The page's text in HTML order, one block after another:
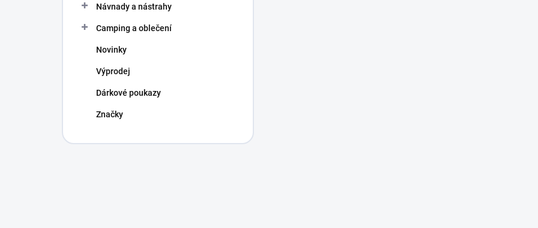
Návnady a nástrahy
Camping a oblečení
Novinky
Výprodej
Dárkové poukazy
Značky